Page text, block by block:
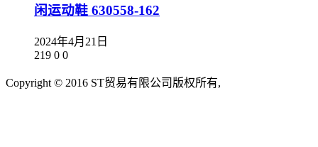
闲运动鞋 630558-162
2024年4月21日
219 0 0
Copyright © 2016 ST贸易有限公司版权所有,